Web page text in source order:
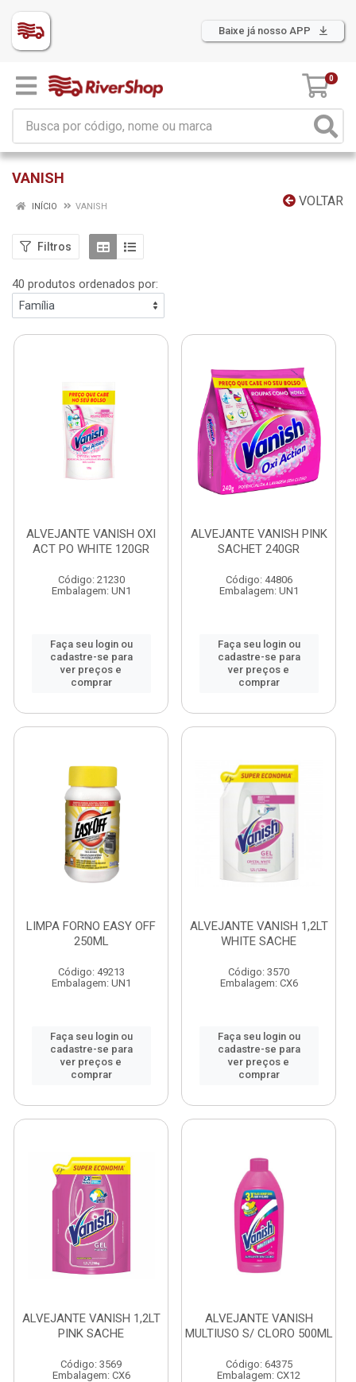
Baixe já nosso APP
0
VANISH
VOLTAR
INÍCIO VANISH
Filtros
40 produtos ordenados por:
ALVEJANTE VANISH OXI
ACT PO WHITE 120GR
Código: 21230
Embalagem: UN1
Faça seu login ou
cadastre-se para
ver preços e
comprar
ALVEJANTE VANISH PINK
SACHET 240GR
Código: 44806
Embalagem: UN1
Faça seu login ou
cadastre-se para
ver preços e
comprar
LIMPA FORNO EASY OFF
250ML
Código: 49213
Embalagem: UN1
Faça seu login ou
cadastre-se para
ver preços e
comprar
ALVEJANTE VANISH 1,2LT
WHITE SACHE
Código: 3570
Embalagem: CX6
Faça seu login ou
cadastre-se para
ver preços e
comprar
ALVEJANTE VANISH 1,2LT
PINK SACHE
Código: 3569
Embalagem: CX6
ALVEJANTE VANISH
MULTIUSO S/ CLORO 500ML
Código: 64375
Embalagem: CX12